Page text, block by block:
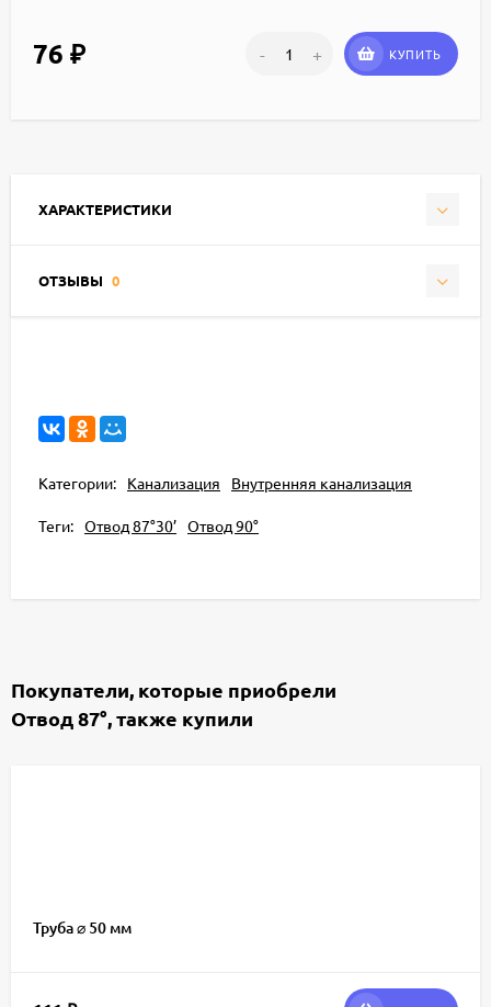
76 ₽ - + КУПИТЬ
ХАРАКТЕРИСТИКИ
ОТЗЫВЫ 0
Категории: Канализация Внутренняя канализация
Теги: Отвод 87°30’ Отвод 90°
Покупатели, которые приобрели
Отвод 87°, также купили
Труба ⌀ 50 мм